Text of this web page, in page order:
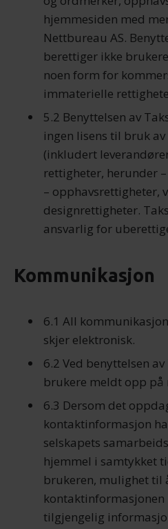
med annen informasjon du har
eller som de har samlet inn
tjenestene deres.
hjemmesiden med
Nettbureau AS.
berettiger ikke
noen form for
immaterielle
5.2 Benyttelsen av
ingen lisens til bruk
(inkludert
rettigheter, herunder
– opphavsrettigheter,
designrettigheter.
ansvarlig for
Kommunikasjon
6.1 All
skjer elektronisk.
6.2 Ved benyttelsen
brukere meldt opp på
6.3 Dersom det
kontaktinformasjon
selskapets
hjemmel i samtykket
brukeren, mulighet til
tilgjengelig